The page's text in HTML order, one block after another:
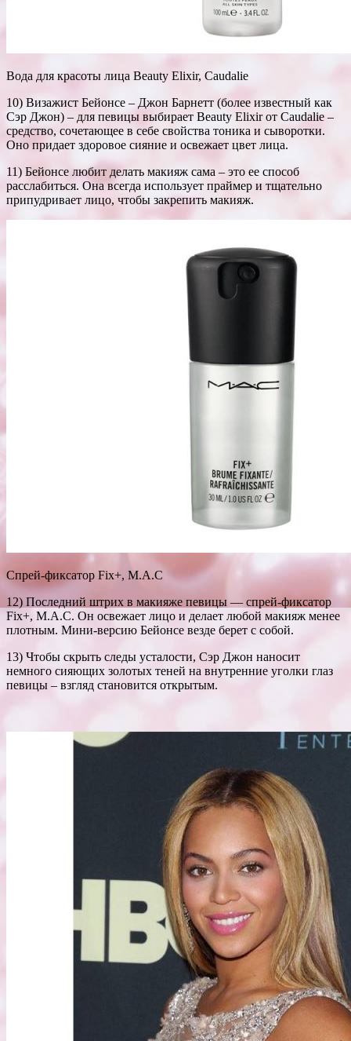
Вода для красоты лица Beauty Elixir, Caudalie
10) Визажист Бейонсе – Джон Барнетт (более известный как
Сэр Джон) – для певицы выбирает Beauty Elixir от Caudalie –
средство, сочетающее в себе свойства тоника и сыворотки.
Оно придает здоровое сияние и освежает цвет лица.
11) Бейонсе любит делать макияж сама – это ее способ
расслабиться. Она всегда использует праймер и тщательно
припудривает лицо, чтобы закрепить макияж.
Спрей-фиксатор Fix+, M.A.C
12) Последний штрих в макияже певицы — спрей-фиксатор
Fix+, M.A.C. Он освежает лицо и делает любой макияж менее
плотным. Мини-версию Бейонсе везде берет с собой.
13) Чтобы скрыть следы усталости, Сэр Джон наносит
немного сияющих золотых теней на внутренние уголки глаз
певицы – взгляд становится открытым.